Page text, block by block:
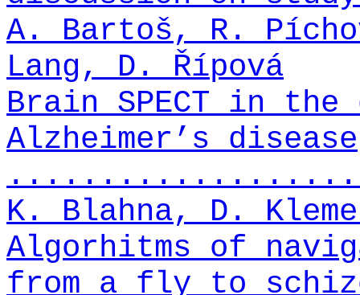
A. Bartoš, R.
Lang, D. Řípová
Brain SPECT in
Alzheimer’s disease
K. Blahna, D.
Algorhitms of
from a fly to